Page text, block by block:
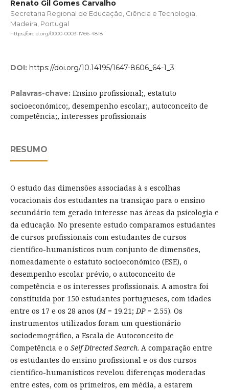
Renato Gil Gomes Carvalho
Secretaria Regional de Educação, Ciência e Tecnologia,
Madeira, Portugal
https://orcid.org/0000-0003-1766-4818
DOI: https://doi.org/10.14195/1647-8606_64-1_3
Palavras-chave: Ensino profissional;, estatuto
socioeconómico;, desempenho escolar;, autoconceito de
competência;, interesses profissionais
RESUMO
O estudo das dimensões associadas à s escolhas
vocacionais dos estudantes na transição para o ensino
secundário tem gerado interesse nas áreas da psicologia e
da educação. No presente estudo comparamos estudantes
de cursos profissionais com estudantes de cursos
científico-humanísticos num conjunto de dimensões,
nomeadamente o estatuto socioeconómico (ESE), o
desempenho escolar prévio, o autoconceito de
competência e os interesses profissionais. A amostra foi
constituída por 150 estudantes portugueses, com idades
entre os 17 e os 28 anos (M = 19.21; DP = 2.55). Os
instrumentos utilizados foram um questionário
sociodemográfico, a Escala de Autoconceito de
Competência e o Self Directed Search. A comparação entre
os estudantes do ensino profissional e os dos cursos
científico-humanísticos revelou diferenças moderadas
entre estes, com os primeiros, em média, a estarem